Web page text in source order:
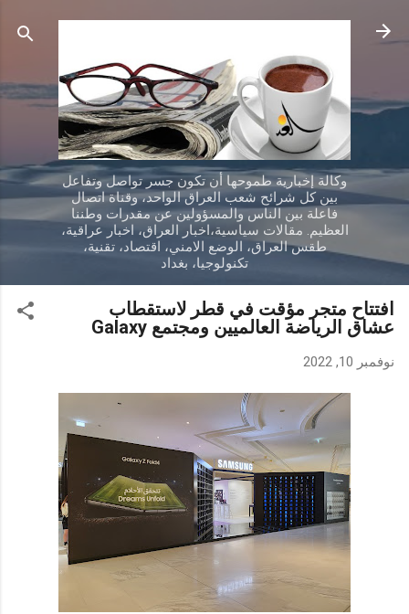
التخطي إلى المحتوى الرئيسي
وكالة إخبارية طموحها أن تكون جسر تواصل وتفاعل
بين كل شرائح شعب العراق الواحد، وقناة اتصال
فاعلة بين الناس والمسؤولين عن مقدرات وطننا
العظيم. مقالات سياسية،اخبار العراق، اخبار عراقية،
طقس العراق، الوضع الامني، اقتصاد، تقنية،
تكنولوجيا، بغداد
افتتاح متجر مؤقت في قطر لاستقطاب
عشاق الرياضة العالميين ومجتمع Galaxy
نوفمبر 10, 2022